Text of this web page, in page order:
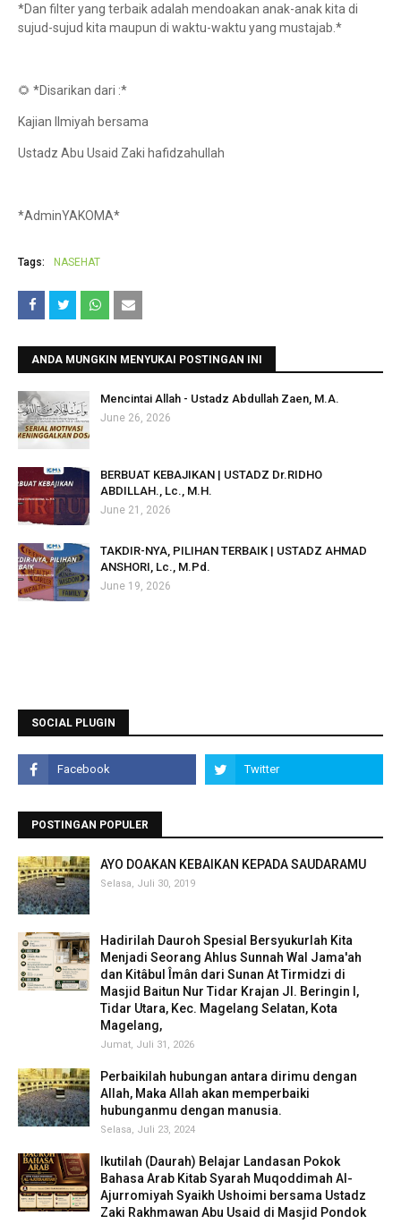
*Dan filter yang terbaik adalah mendoakan anak-anak kita di
sujud-sujud kita maupun di waktu-waktu yang mustajab.*
🌻 *Disarikan dari :*
Kajian Ilmiyah bersama
Ustadz Abu Usaid Zaki hafidzahullah
*AdminYAKOMA*
Tags: NASEHAT
ANDA MUNGKIN MENYUKAI POSTINGAN INI
Mencintai Allah - Ustadz Abdullah Zaen, M.A.
June 26, 2026
BERBUAT KEBAJIKAN | USTADZ Dr.RIDHO
ABDILLAH., Lc., M.H.
June 21, 2026
TAKDIR-NYA, PILIHAN TERBAIK | USTADZ AHMAD
ANSHORI, Lc., M.Pd.
June 19, 2026
SOCIAL PLUGIN
POSTINGAN POPULER
AYO DOAKAN KEBAIKAN KEPADA SAUDARAMU
Selasa, Juli 30, 2019
Hadirilah Dauroh Spesial Bersyukurlah Kita
Menjadi Seorang Ahlus Sunnah Wal Jama'ah
dan Kitâbul Îmân dari Sunan At Tirmidzi di
Masjid Baitun Nur Tidar Krajan Jl. Beringin I,
Tidar Utara, Kec. Magelang Selatan, Kota
Magelang,
Jumat, Juli 31, 2026
Perbaikilah hubungan antara dirimu dengan
Allah, Maka Allah akan memperbaiki
hubunganmu dengan manusia.
Selasa, Juli 23, 2024
Ikutilah (Daurah) Belajar Landasan Pokok
Bahasa Arab Kitab Syarah Muqoddimah Al-
Ajurromiyah Syaikh Ushoimi bersama Ustadz
Zaki Rakhmawan Abu Usaid di Masjid Pondok